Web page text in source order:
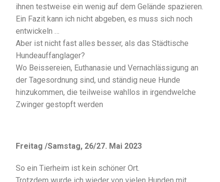
ihnen testweise ein wenig auf dem Gelände spazieren.
Ein Fazit kann ich nicht abgeben, es muss sich noch
entwickeln …
Aber ist nicht fast alles besser, als das Städtische
Hundeauffanglager?
Wo Beissereien, Euthanasie und Vernachlässigung an
der Tagesordnung sind, und ständig neue Hunde
hinzukommen, die teilweise wahllos in irgendwelche
Zwinger gestopft werden
Freitag /Samstag, 26/27. Mai 2023
So ein Tierheim ist kein schöner Ort.